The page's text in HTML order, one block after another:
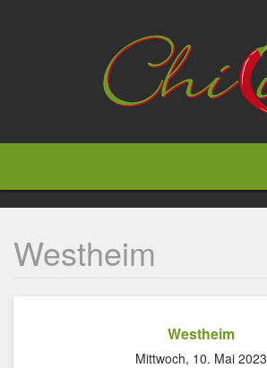
Westheim
Westheim
Mittwoch, 10. Mai 2023